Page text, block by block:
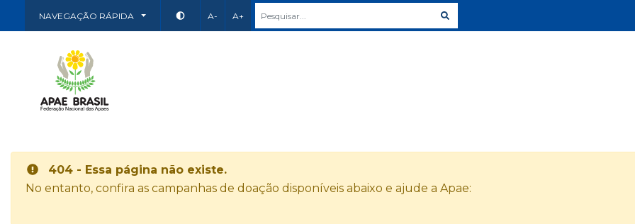
NAVEGAÇÃO RÁPIDA A- A+
404 - Essa página não existe.
No entanto, confira as campanhas de doação disponíveis abaixo e ajude a Apae: